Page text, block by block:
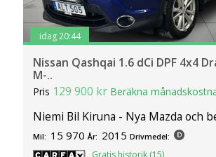
idag 20:44
Nissan Qashqai 1.6 dCi DPF 4x4
M-..
Pris 129 900 kr Beräkna
Niemi Bil Kiruna - Nya Mazda och
Mil: 15 970 År: 2015 Drivmedel: